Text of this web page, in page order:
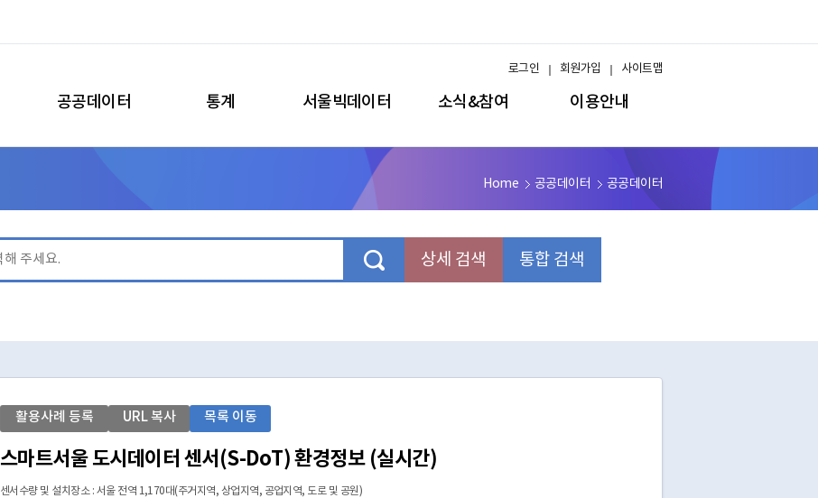
공공데이터 통계 서울빅데이터 소식&참여 이용안내
로그인 회원가입 사이트맵
Home 공공데이터 공공데이터
상세 검색 통합 검색
활용사례 등록 URL 복사 목록 이동
스마트서울 도시데이터 센서(S-DoT) 환경정보 (실시간)
센서수량 및 설치장소 : 서울 전역 1,170대(주거지역, 상업지역, 공업지역, 도로 및 공원)